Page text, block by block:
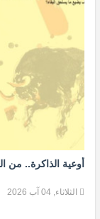
أوعية الذاكرة.. من
الثلاثاء, 04 آب 2026